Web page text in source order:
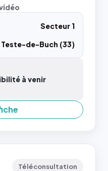
Secteur 1
Teste-de-Buch (33)
à venir
Téléconsultation